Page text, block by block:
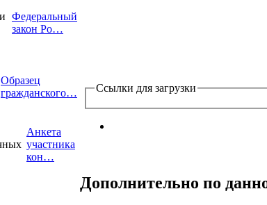
Федеральный
закон Ро…
Образец
гражданского…
Анкета
участника
кон…
Ссылки для загрузки
Дополнительно по